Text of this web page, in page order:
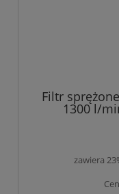
Filtr
1300 l/
zawiera